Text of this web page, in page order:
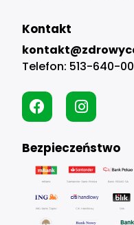
Kontakt
Telefon: 513-640-
Bezpieczeństwo